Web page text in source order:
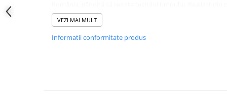
model a fost proiectat special pentru a acomoda
majoritatea portofelelor moderne le ignoră: Certificatul de
de Identitate (buletinul), păstrând în același timp o
VEZI MAI MULT
Informatii conformitate produs